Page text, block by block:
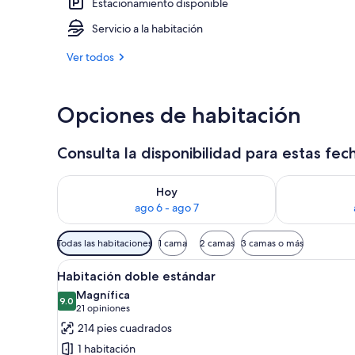
Estacionamiento disponible
Servicio a la habitación
Ver todos
Opciones de habitación
Consulta la disponibilidad para estas
Hoy
ago 6 - ago 7
Consulta la disponibilidad para hoy ago 6 - ago 7
Consulta la
Filtros
disponibles
para
las
habitaciones
Todas las habitaciones 1 cama 2 camas 3 camas o más
Abrir
todas
las
fotos
de
Habitación de hotel con
8
Habitación doble estándar
9.09.0 de 10
Magnífica
21 opiniones
(21
opiniones)
214 pies cuadrados
1 habitación